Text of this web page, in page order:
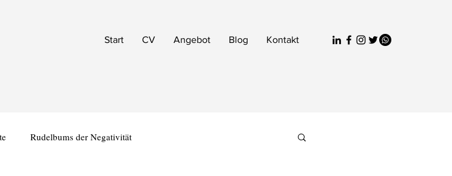
Start CV Angebot Blog Kontakt
Rudelbums der Negativität